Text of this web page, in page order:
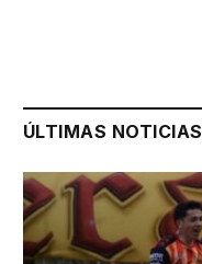
ÚLTIMAS NOTICIAS